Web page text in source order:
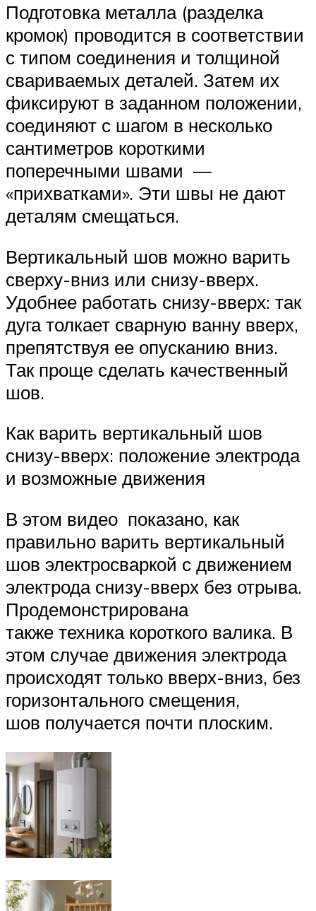
Подготовка металла (разделка
кромок) проводится в соответствии
с типом соединения и толщиной
свариваемых деталей. Затем их
фиксируют в заданном положении,
соединяют с шагом в несколько
сантиметров короткими
поперечными швами —
«прихватками». Эти швы не дают
деталям смещаться.
Вертикальный шов можно варить
сверху-вниз или снизу-вверх.
Удобнее работать снизу-вверх: так
дуга толкает сварную ванну вверх,
препятствуя ее опусканию вниз.
Так проще сделать качественный
шов.
Как варить вертикальный шов
снизу-вверх: положение электрода
и возможные движения
В этом видео показано, как
правильно варить вертикальный
шов электросваркой с движением
электрода снизу-вверх без отрыва.
Продемонстрирована
также техника короткого валика. В
этом случае движения электрода
происходят только вверх-вниз, без
горизонтального смещения,
шов получается почти плоским.